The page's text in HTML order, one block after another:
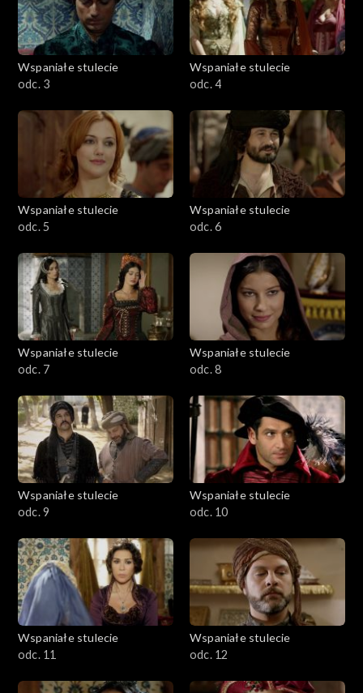
Wspaniałe stulecie
odc. 3
Wspaniałe stulecie
odc. 4
Wspaniałe stulecie
odc. 5
Wspaniałe stulecie
odc. 6
Wspaniałe stulecie
odc. 7
Wspaniałe stulecie
odc. 8
Wspaniałe stulecie
odc. 9
Wspaniałe stulecie
odc. 10
Wspaniałe stulecie
odc. 11
Wspaniałe stulecie
odc. 12